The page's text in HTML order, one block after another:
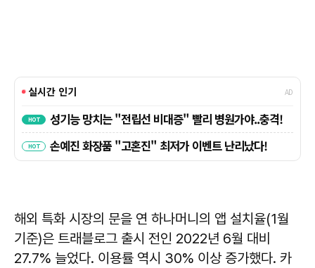
해외 특화 시장의 문을 연 하나머니의 앱 설치율(1월
기준)은 트래블로그 출시 전인 2022년 6월 대비
27.7% 늘었다. 이용률 역시 30% 이상 증가했다. 카